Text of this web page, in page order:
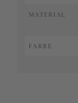
MATERIAL
FARBE